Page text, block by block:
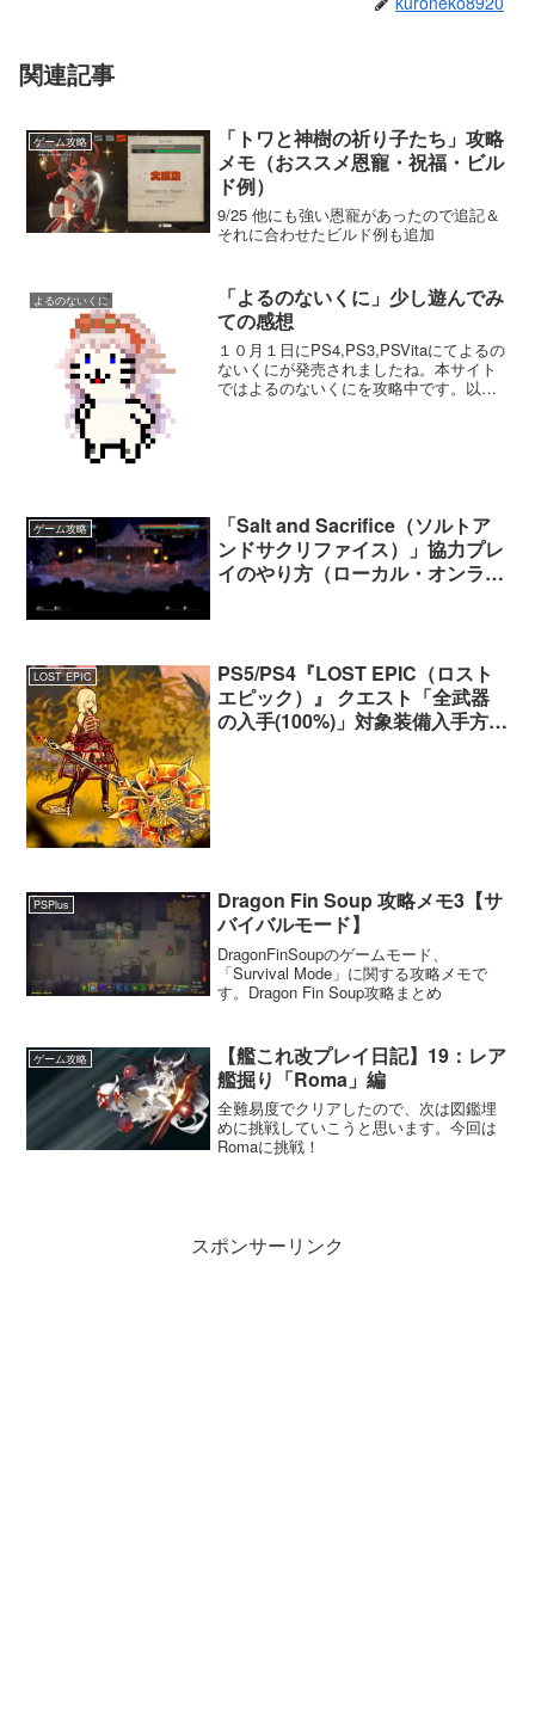
関連記事
ゲーム攻略
「トワと神樹の祈り子たち」攻略
メモ（おススメ恩寵・祝福・ビル
ド例）
9/25 他にも強い恩寵があったので追記＆
それに合わせたビルド例も追加
よるのないくに
「よるのないくに」少し遊んでみ
ての感想
１０月１日にPS4,PS3,PSVitaにてよるの
ないくにが発売されましたね。本サイト
ではよるのないくにを攻略中です。以下
ゲーム攻略
「Salt and Sacrifice（ソルトア
ンドサクリファイス）」協力プレ
イのやり方（ローカル・オンライ
LOST EPIC
PS5/PS4『LOST EPIC（ロスト
エピック）』 クエスト「全武器
の入手(100%)」対象装備入手方法
PSPlus
Dragon Fin Soup 攻略メモ3【サ
バイバルモード】
DragonFinSoupのゲームモード、
「Survival Mode」に関する攻略メモで
す。Dragon Fin Soup攻略まとめ
ゲーム攻略
【艦これ改プレイ日記】19：レア
艦掘り「Roma」編
全難易度でクリアしたので、次は図鑑埋
めに挑戦していこうと思います。今回は
Romaに挑戦！
スポンサーリンク